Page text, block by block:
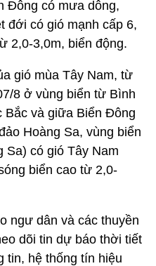
Đông có mưa dông,
đới có gió mạnh cấp 6,
2,0-3,0m, biển động.
gió mùa Tây Nam, từ
8 ở vùng biển từ Bình
Bắc và giữa Biển Đông
Hoàng Sa, vùng biển
Sa) có gió Tây Nam
biển cao từ 2,0-
ngư dân và các thuyền
dõi tin dự báo thời tiết
tin, hệ thống tín hiệu